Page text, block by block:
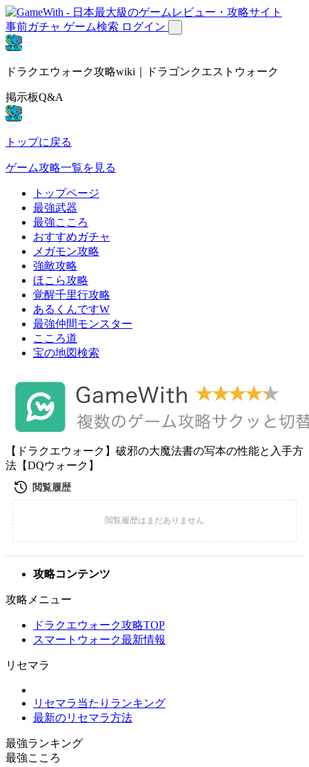
事前ガチャ ゲーム検索 ログイン
ドラクエウォーク攻略wiki｜ドラゴンクエストウォーク
掲示板Q&A
トップに戻る
ゲーム攻略一覧を見る
トップページ
最強武器
最強こころ
おすすめガチャ
メガモン攻略
強敵攻略
ほこら攻略
覚醒千里行攻略
あるくんですW
最強仲間モンスター
こころ道
宝の地図検索
【ドラクエウォーク】破邪の大魔法書の写本の性能と入手方
法【DQウォーク】
攻略コンテンツ
攻略メニュー
ドラクエウォーク攻略TOP
スマートウォーク最新情報
リセマラ
リセマラ当たりランキング
最新のリセマラ方法
最強ランキング
最強こころ